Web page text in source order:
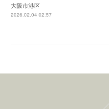
大阪市港区
2026.02.04 02:57